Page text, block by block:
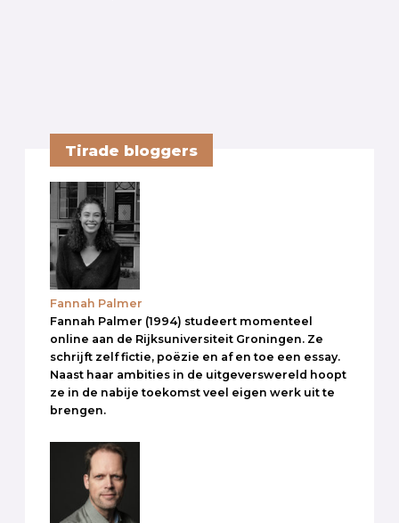
Tirade bloggers
Fannah Palmer
Fannah Palmer (1994) studeert momenteel
online aan de Rijksuniversiteit Groningen. Ze
schrijft zelf fictie, poëzie en af en toe een essay.
Naast haar ambities in de uitgeverswereld hoopt
ze in de nabije toekomst veel eigen werk uit te
brengen.